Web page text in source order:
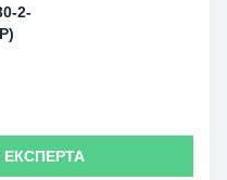
2-
ЕКСПЕРТА